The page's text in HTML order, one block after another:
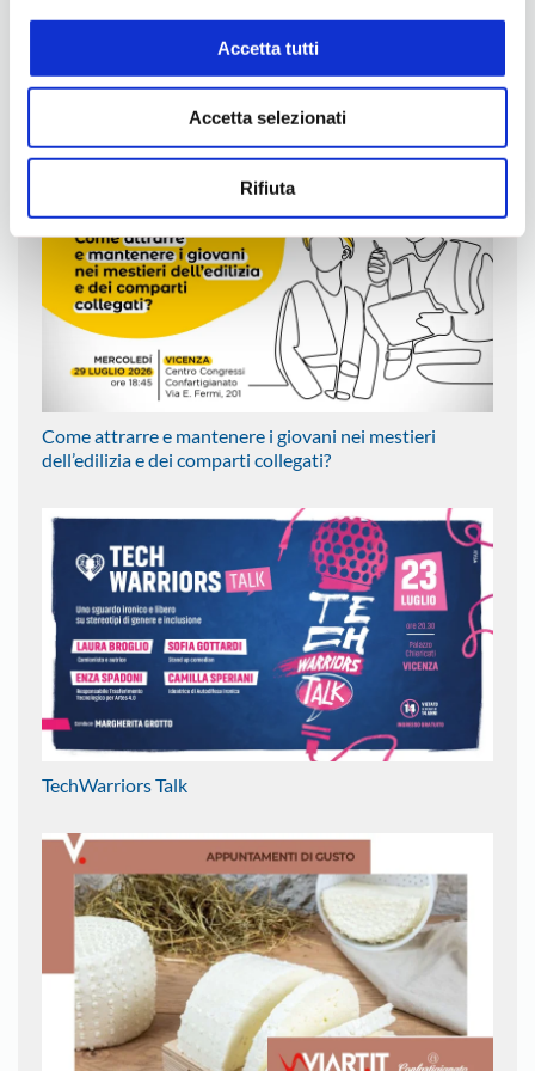
Accetta tutti
Accetta selezionati
Rifiuta
Al via l’Academy Confartigianato 2026-2027
Come attrarre e mantenere i giovani nei mestieri
dell’edilizia e dei comparti collegati?
TechWarriors Talk